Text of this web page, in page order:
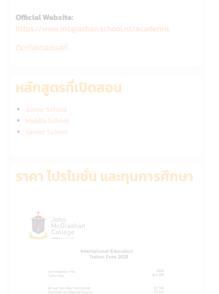
Official Website:
https://www.mcglashan.school.nz/academic
ติดต่อเดอะเบสท์
หลักสูตรที่เปิดสอน
Junior School
Middle School
Senior School
ราคา โปรโมชั่น และทุนการศึกษา